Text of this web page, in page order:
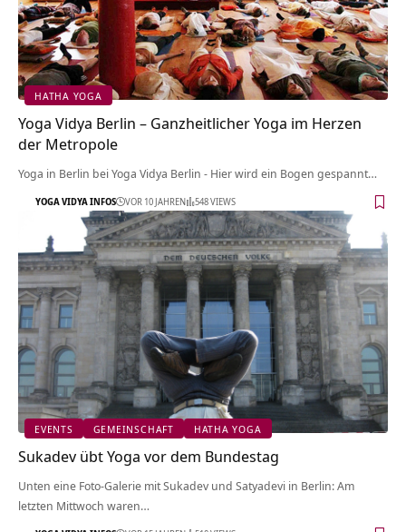
HATHA YOGA
Yoga Vidya Berlin – Ganzheitlicher Yoga im Herzen
der Metropole
Yoga in Berlin bei Yoga Vidya Berlin - Hier wird ein Bogen gespannt…
YOGA VIDYA INFOS VOR 10 JAHREN 548 VIEWS
EVENTS GEMEINSCHAFT HATHA YOGA
Sukadev übt Yoga vor dem Bundestag
Unten eine Foto-Galerie mit Sukadev und Satyadevi in Berlin: Am
letzten Mittwoch waren…